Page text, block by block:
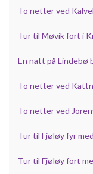
To netter ved
Tur til Møvik fort i
En natt på Lindebø
To netter ved
To netter ved
Tur til Fjøløy fyr
Tur til Fjøløy fort